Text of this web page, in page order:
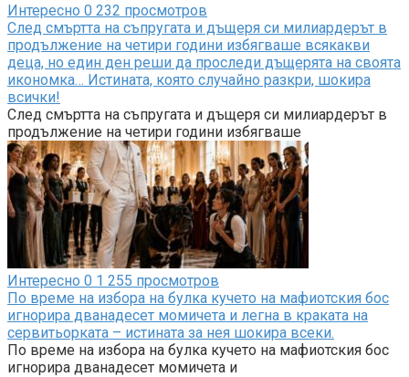
Интересно 0 232 просмотров
След смъртта на съпругата и дъщеря си милиардерът в
продължение на четири години избягваше всякакви
деца, но един ден реши да проследи дъщерята на своята
икономка… Истината, която случайно разкри, шокира
всички!
След смъртта на съпругата и дъщеря си милиардерът в
продължение на четири години избягваше
Интересно 0 1 255 просмотров
По време на избора на булка кучето на мафиотския бос
игнорира дванадесет момичета и легна в краката на
сервитьорката – истината за нея шокира всеки.
По време на избора на булка кучето на мафиотския бос
игнорира дванадесет момичета и